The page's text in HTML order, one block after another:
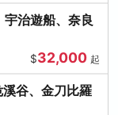
治遊船、奈良
$32,000 起
谷、金刀比羅